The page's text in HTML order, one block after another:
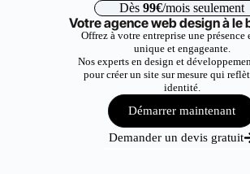
Dès 99€/mois seulement
Votre agence web design à le
Offrez à votre entreprise une présence
unique et engageante.
Nos experts en design et
pour créer un site sur mesure qui
identité.
Démarrer maintenant
Demander un devis gratuit